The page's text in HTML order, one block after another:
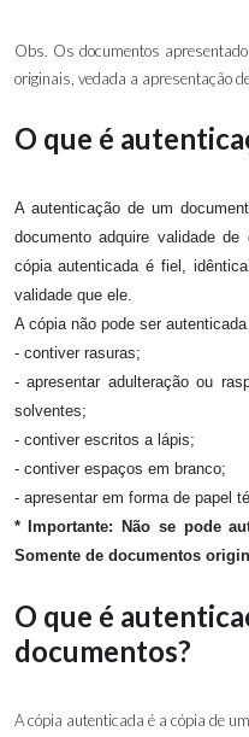
Obs. Os documentos
originais, vedada a apresentação
O que é
A autenticação de um
documento adquire validade
cópia autenticada é fiel,
validade que ele.
A cópia não pode ser
- contiver rasuras;
- apresentar adulteração ou
solventes;
- contiver escritos a lápis;
- contiver espaços em branco;
- apresentar em forma de papel
* Importante: Não se pode
Somente de documentos
O que é
documentos?
A cópia autenticada é a cópia de